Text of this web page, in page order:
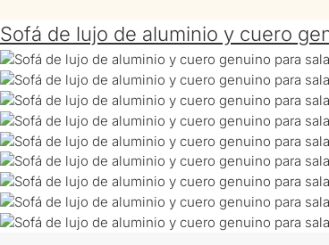
Sofá de lujo de aluminio y cuero